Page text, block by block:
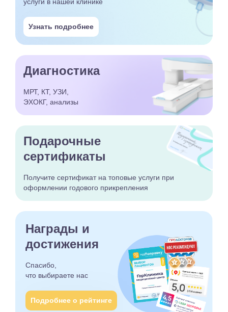
Узнать подробнее
Диагностика
МРТ, КТ, УЗИ,
ЭХОКГ, анализы
Подарочные
сертификаты
Получите сертификатна топовые услуги при
оформлении годового прикрепления
Награды и
достижения
Спасибо,
что выбираете нас
Подробнее о рейтинге